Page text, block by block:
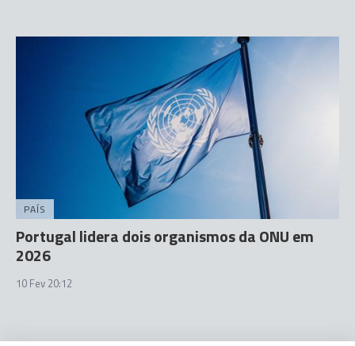
PAÍS
Portugal lidera dois organismos da ONU em
2026
10 Fev 20:12